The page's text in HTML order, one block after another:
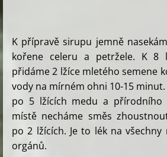
K přípravě sirupu jemně
kořene celeru a petržele. K 8
přidáme 2 lžíce mletého semene
vody na mírném ohni 10-15
po 5 lžících medu a přírodního
místě necháme směs
po 2 lžících. Je to lék na všechny
orgánů.